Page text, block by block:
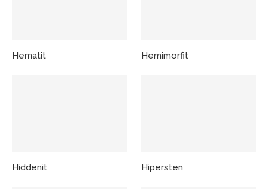
Hematit Hemimorfit
Hiddenit Hipersten